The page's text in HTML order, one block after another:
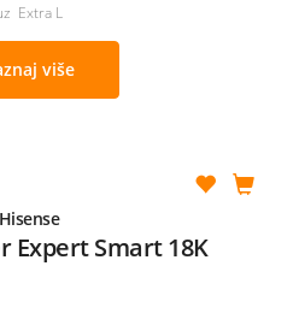
Extra L
više
Hisense
Expert Smart 18K